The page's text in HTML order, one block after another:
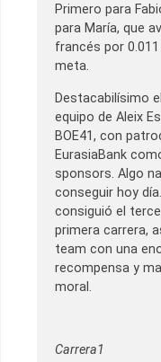
Primero para
para María, que
francés por
meta.
Destacabilísimo
equipo de Aleix
BOE41, con
EurasiaBank
sponsors. Algo
conseguir hoy
consiguió el
primera carrera,
team con una
recompensa y
moral.
Carrera1